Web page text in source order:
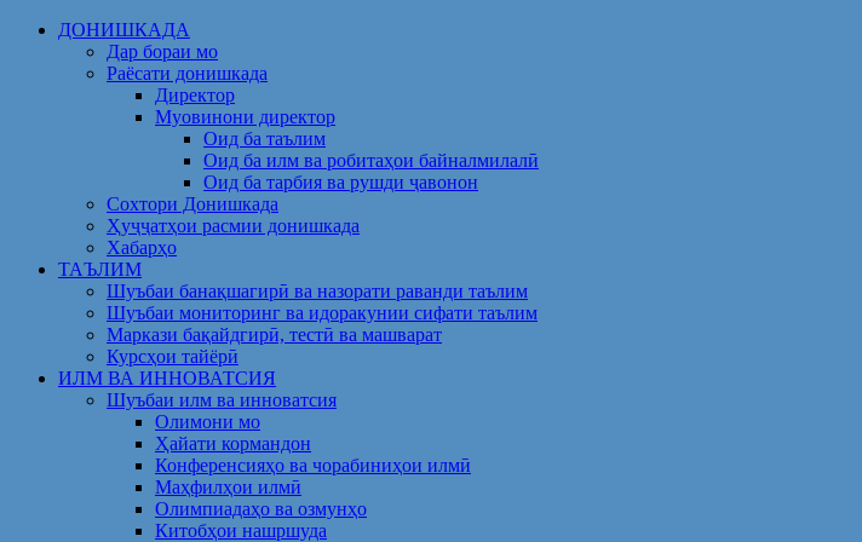
Skip
ДОНИШКАДА
Дар бораи мо
Раёсати донишкада
Директор
Муовинони директор
Оид ба таълим
Оид ба илм ва робитаҳои байналмилалӣ
Оид ба тарбия ва рушди ҷавонон
Сохтори Донишкада
Ҳуҷҷатҳои расмии донишкада
Хабарҳо
ТАЪЛИМ
Шуъбаи банақшагирӣ ва назорати раванди таълим
Шуъбаи мониторинг ва идоракунии сифати таълим
Маркази бақайдгирӣ, тестӣ ва машварат
Курсҳои тайёрӣ
ИЛМ ВА ИННОВАТСИЯ
Шуъбаи илм ва инноватсия
Олимони мо
Ҳайати кормандон
Конференсияҳо ва чорабиниҳои илмӣ
Маҳфилҳои илмӣ
Олимпиадаҳо ва озмунҳо
Китобҳои нашршуда